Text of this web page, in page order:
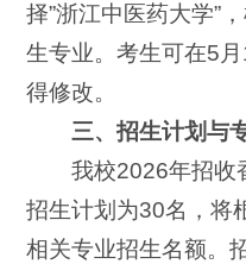
择”浙江中医药大学”
生专业。考生可在5
得修改。
三、招生计划与
我校2026年招收
招生计划为30名，将
相关专业招生名额。